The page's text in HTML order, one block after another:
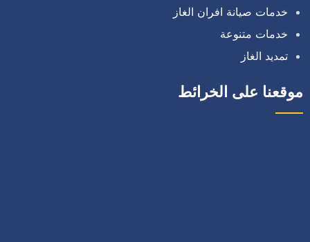
خدمات صيانة افران الغاز
خدمات متنوعة
تمديد الغاز
موقعنا على الخرائط